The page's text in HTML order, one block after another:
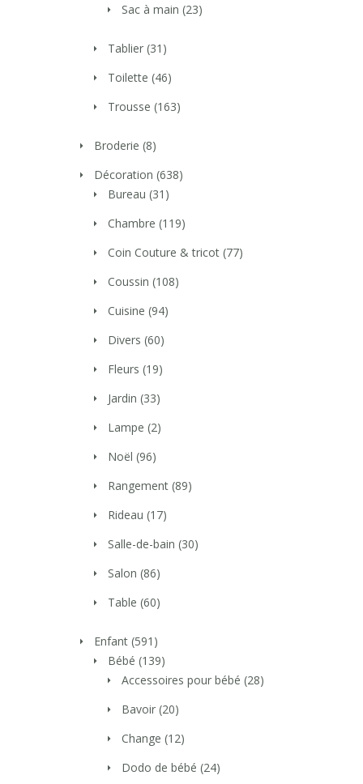
Sac à main (23)
Tablier (31)
Toilette (46)
Trousse (163)
Broderie (8)
Décoration (638)
Bureau (31)
Chambre (119)
Coin Couture & tricot (77)
Coussin (108)
Cuisine (94)
Divers (60)
Fleurs (19)
Jardin (33)
Lampe (2)
Noël (96)
Rangement (89)
Rideau (17)
Salle-de-bain (30)
Salon (86)
Table (60)
Enfant (591)
Bébé (139)
Accessoires pour bébé (28)
Bavoir (20)
Change (12)
Dodo de bébé (24)